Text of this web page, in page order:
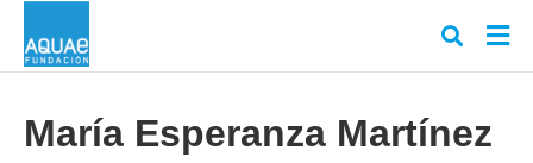
María Esperanza Martínez